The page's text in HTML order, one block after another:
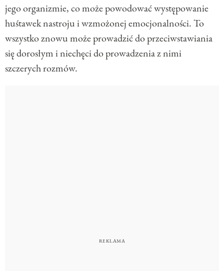
jego organizmie, co może powodować występowanie
huśtawek nastroju i wzmożonej emocjonalności. To
wszystko znowu może prowadzić do przeciwstawiania
się dorosłym i niechęci do prowadzenia z nimi
szczerych rozmów.